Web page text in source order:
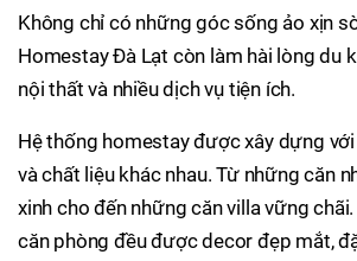
Không chỉ có những góc sống ảo xịn
Homestay Đà Lạt còn làm hài lòng du
nội thất và nhiều dịch vụ tiện ích.
Hệ thống homestay được xây dựng
và chất liệu khác nhau. Từ những căn
xinh cho đến những căn villa vững
căn phòng đều được decor đẹp mắt,